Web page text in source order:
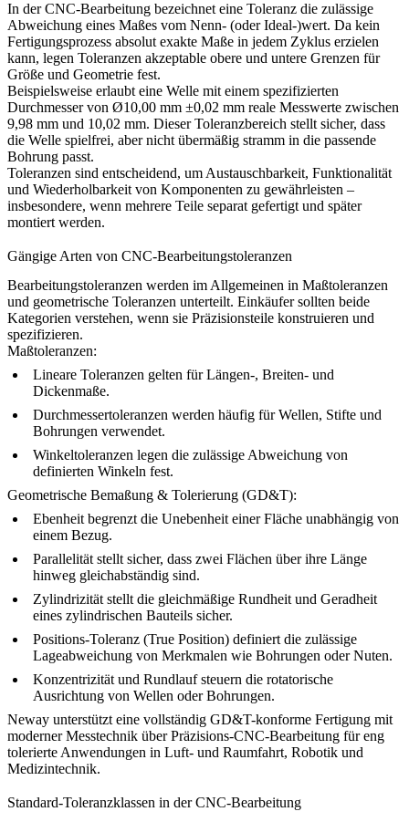
In der CNC-Bearbeitung bezeichnet eine Toleranz die zulässige
Abweichung eines Maßes vom Nenn- (oder Ideal-)wert. Da kein
Fertigungsprozess absolut exakte Maße in jedem Zyklus erzielen
kann, legen Toleranzen akzeptable obere und untere Grenzen für
Größe und Geometrie fest.
Beispielsweise erlaubt eine Welle mit einem spezifizierten
Durchmesser von Ø10,00 mm ±0,02 mm reale Messwerte zwischen
9,98 mm und 10,02 mm. Dieser Toleranzbereich stellt sicher, dass
die Welle spielfrei, aber nicht übermäßig stramm in die passende
Bohrung passt.
Toleranzen sind entscheidend, um Austauschbarkeit, Funktionalität
und Wiederholbarkeit von Komponenten zu gewährleisten –
insbesondere, wenn mehrere Teile separat gefertigt und später
montiert werden.
Gängige Arten von CNC-Bearbeitungstoleranzen
Bearbeitungstoleranzen werden im Allgemeinen in Maßtoleranzen
und geometrische Toleranzen unterteilt. Einkäufer sollten beide
Kategorien verstehen, wenn sie Präzisionsteile konstruieren und
spezifizieren.
Maßtoleranzen:
Lineare Toleranzen gelten für Längen-, Breiten- und
Dickenmaße.
Durchmessertoleranzen werden häufig für Wellen, Stifte und
Bohrungen verwendet.
Winkeltoleranzen legen die zulässige Abweichung von
definierten Winkeln fest.
Geometrische Bemaßung & Tolerierung (GD&T):
Ebenheit begrenzt die Unebenheit einer Fläche unabhängig von
einem Bezug.
Parallelität stellt sicher, dass zwei Flächen über ihre Länge
hinweg gleichabständig sind.
Zylindrizität stellt die gleichmäßige Rundheit und Geradheit
eines zylindrischen Bauteils sicher.
Positions-Toleranz (True Position) definiert die zulässige
Lageabweichung von Merkmalen wie Bohrungen oder Nuten.
Konzentrizität und Rundlauf steuern die rotatorische
Ausrichtung von Wellen oder Bohrungen.
Neway unterstützt eine vollständig GD&T-konforme Fertigung mit
moderner Messtechnik überPräzisions-CNC-Bearbeitung für eng
tolerierte Anwendungen in Luft- und Raumfahrt, Robotik und
Medizintechnik.
Standard-Toleranzklassen in der CNC-Bearbeitung